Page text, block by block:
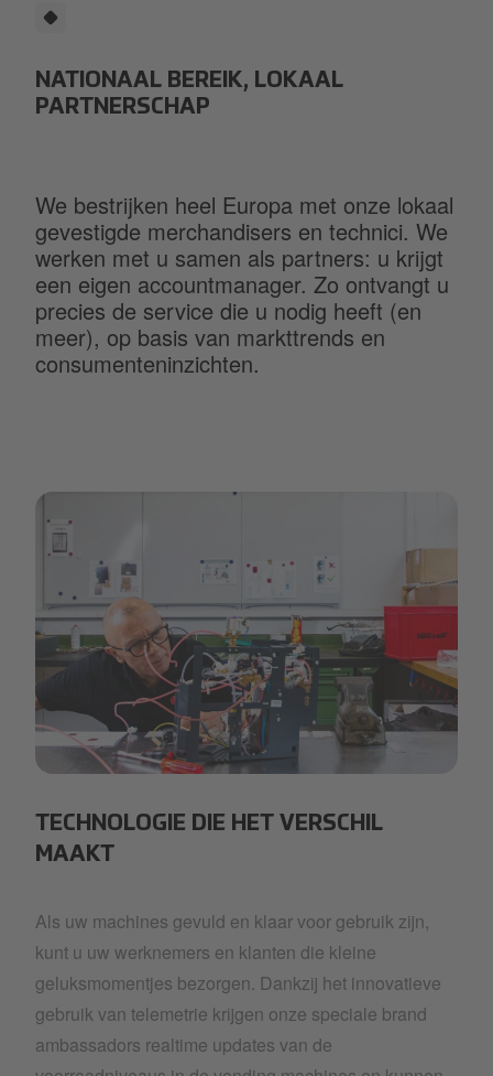
NATIONAAL BEREIK, LOKAAL
PARTNERSCHAP
We bestrijken heel Europa met onze lokaal
gevestigde merchandisers en technici. We
werken met u samen als partners: u krijgt
een eigen accountmanager. Zo ontvangt u
precies de service die u nodig heeft (en
meer), op basis van markttrends en
consumenteninzichten.
TECHNOLOGIE DIE HET VERSCHIL
MAAKT
Als uw machines gevuld en klaar voor gebruik zijn,
kunt u uw werknemers en klanten die kleine
geluksmomentjes bezorgen. Dankzij het innovatieve
gebruik van telemetrie krijgen onze speciale brand
ambassadors realtime updates van de